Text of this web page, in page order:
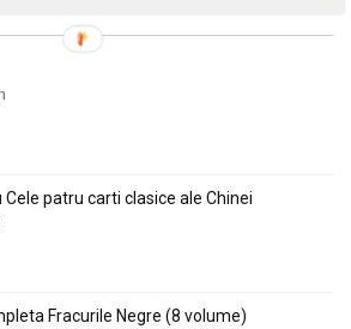
Cele patru carti clasice ale Chinei
Fracurile Negre (8 volume)